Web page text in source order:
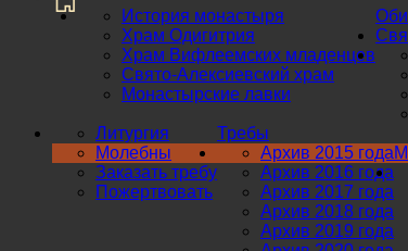
История монастыря
Храм Одигитрия
Храм Вифлеемских младенцев
Свято-Алексиевский храм
Монастырские лавки
Требы
Литургия
Молебны
Заказать требу
Пожертвовать
Архив 2015 года
Архив 2016 года
Архив 2017 года
Архив 2018 года
Архив 2019 года